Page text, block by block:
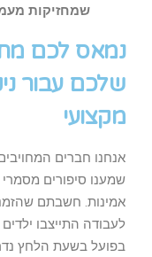
שמחזיקות
נמאס לכם
שלכם עבור
מקצועי
אנחנו חברים
שמענו סיפורים
אמינות. חשבתם
לעבודה התייצבו
בפועל בשעת הלחץ